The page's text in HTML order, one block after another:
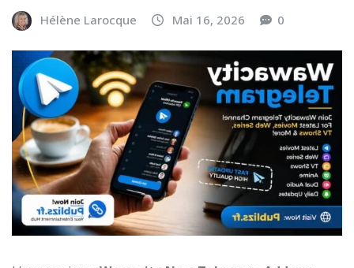
Hélène Larocque Mai 16, 2026 0